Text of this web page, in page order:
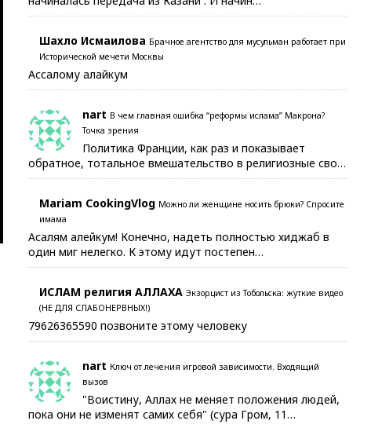
Шахло Исмаилова Брачное агентство для мусульман работает при
Исторической мечети Москвы
Ассалому алайкум
nart В чем главная ошибка “реформы ислама” Макрона?
Точка зрения
Политика Франции, как раз и показывает
обратное, тотальное вмешательство в религиозные сво…
Mariam CookingVlog Можно ли женщине носить брюки? Спросите
имама
Асалям алейкум! Конечно, надеть полностью хиджаб в
один миг нелегко. К этому идут постепен…
ИСЛАМ религия АЛЛАХА Экзорцист из Тобольска: жуткие видео
(НЕ ДЛЯ СЛАБОНЕРВНЫХ!)
79626365590 позвоните этому человеку
nart Ключ от лечения игровой зависимости. Входящий
вызов
"Воистину, Аллах не меняет положения людей,
пока они не изменят самих себя" (сура Гром, 11…